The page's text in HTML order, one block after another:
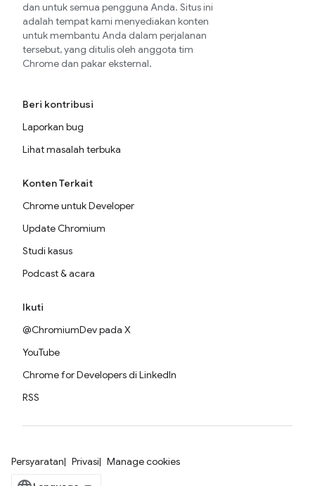
dan untuk semua pengguna Anda. Situs ini
adalah tempat kami menyediakan konten
untuk membantu Anda dalam perjalanan
tersebut, yang ditulis oleh anggota tim
Chrome dan pakar eksternal.
Beri kontribusi
Laporkan bug
Lihat masalah terbuka
Konten Terkait
Chrome untuk Developer
Update Chromium
Studi kasus
Podcast & acara
Ikuti
@ChromiumDev pada X
YouTube
Chrome for Developers di LinkedIn
RSS
Persyaratan Privasi Manage cookies